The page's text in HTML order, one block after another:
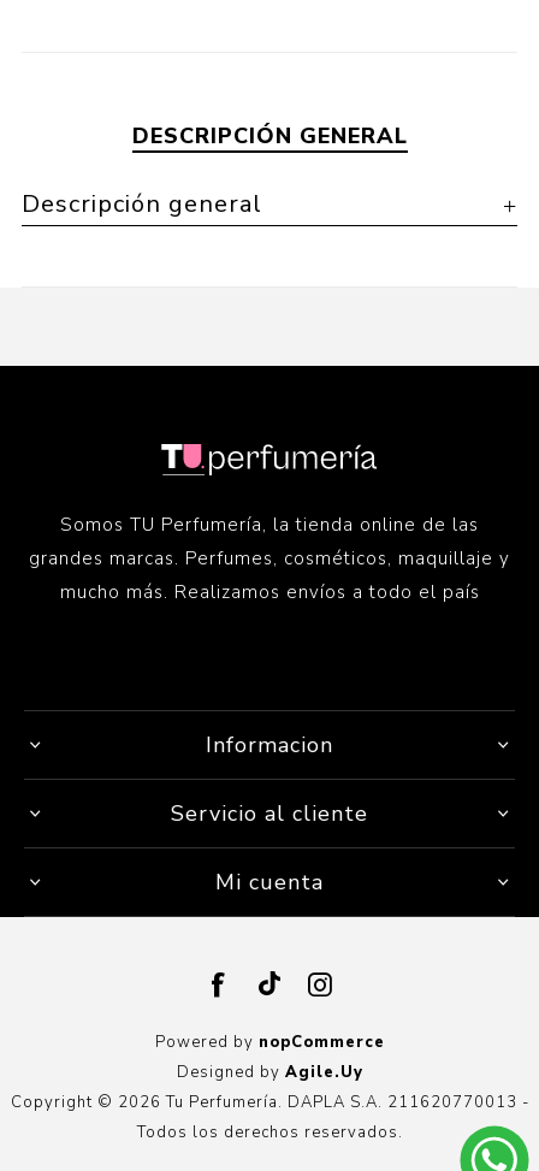
DESCRIPCIÓN GENERAL
Descripción general
Somos TU Perfumería, la tienda online de las
grandes marcas. Perfumes, cosméticos, maquillaje y
mucho más. Realizamos envíos a todo el país
Informacion
Servicio al cliente
Mi cuenta
Powered by nopCommerce
Designed by Agile.Uy
Copyright © 2026 Tu Perfumería. DAPLA S.A. 211620770013 -
Todos los derechos reservados.